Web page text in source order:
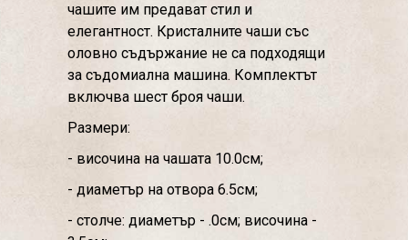
чашите им предават стил и
елегантност. Кристалните чаши със
оловно съдържание не са подходящи
за съдомиална машина. Комплектът
включва шест броя чаши.
Размери:
- височина на чашата 10.0см;
- диаметър на отвора 6.5см;
- столче: диаметър - .0см; височина -